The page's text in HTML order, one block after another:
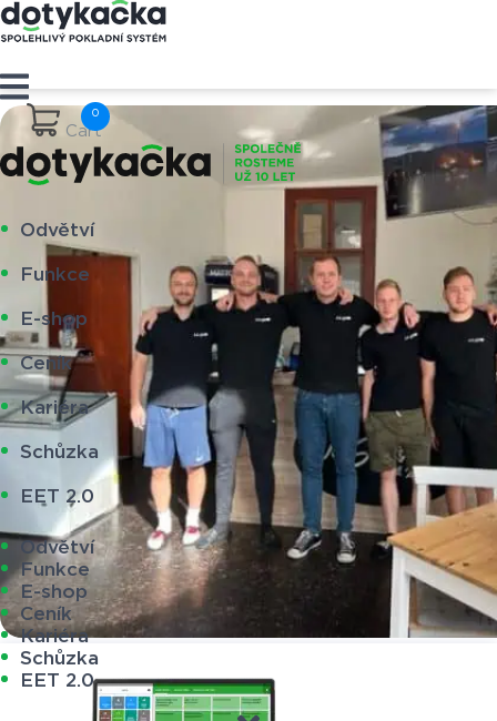
Cart
Odvětví
Funkce
E-shop
Ceník
Kariéra
Schůzka
EET 2.0
Odvětví
Funkce
E-shop
Ceník
Kariéra
Schůzka
EET 2.0